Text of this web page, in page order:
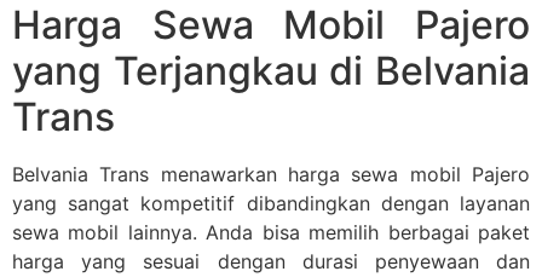
Harga Sewa Mobil Pajero
yang Terjangkau di Belvania
Trans
Belvania Trans menawarkan harga sewa mobil Pajero
yang sangat kompetitif dibandingkan dengan layanan
sewa mobil lainnya. Anda bisa memilih berbagai paket
harga yang sesuai dengan durasi penyewaan dan